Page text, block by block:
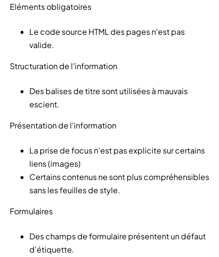
Eléments obligatoires
Le code source HTML des pages n'est pas
valide.
Structuration de l'information
Des balises de titre sont utilisées à mauvais
escient.
Présentation de l'information
La prise de focus n'est pas explicite sur certains
liens (images)
Certains contenus ne sont plus compréhensibles
sans les feuilles de style.
Formulaires
Des champs de formulaire présentent un défaut
d'étiquette.